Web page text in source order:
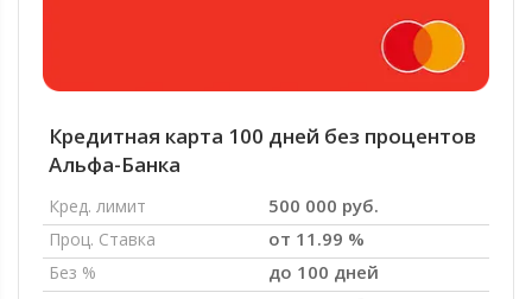
Кредитная карта 100 дней без процентов
Альфа-Банка
Кред. лимит 500 000 руб.
Проц. Ставка от 11.99 %
Без % до 100 дней